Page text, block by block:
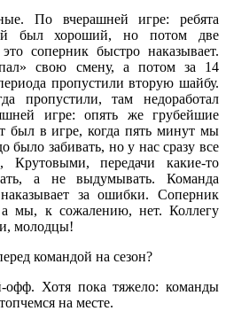
По вчерашней игре: ребята
был хороший, но потом две
соперник быстро наказывает.
свою смену, а потом за 14
пропустили вторую шайбу.
пропустили, там недоработал
игре: опять же грубейшие
в игре, когда пять минут мы
было забивать, но у нас сразу все
Крутовыми, передачи какие-то
а не выдумывать. Команда
за ошибки. Соперник
а мы, к сожалению, нет. Коллегу
молодцы!
командой на сезон?
офф. Хотя пока тяжело: команды
на месте.